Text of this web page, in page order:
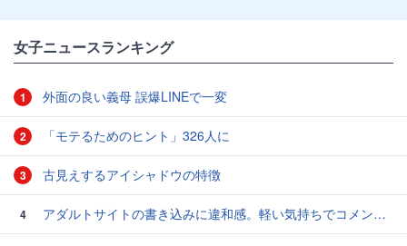
女子ニュースランキング
1 外面の良い義母 誤爆LINEで一変
2 「モテるためのヒント」326人に
3 古見えするアイシャドウの特徴
4 アダルトサイトの書き込みに違和感。軽い気持ちでコメントしてみると…／近畿地方のある場所について（1）